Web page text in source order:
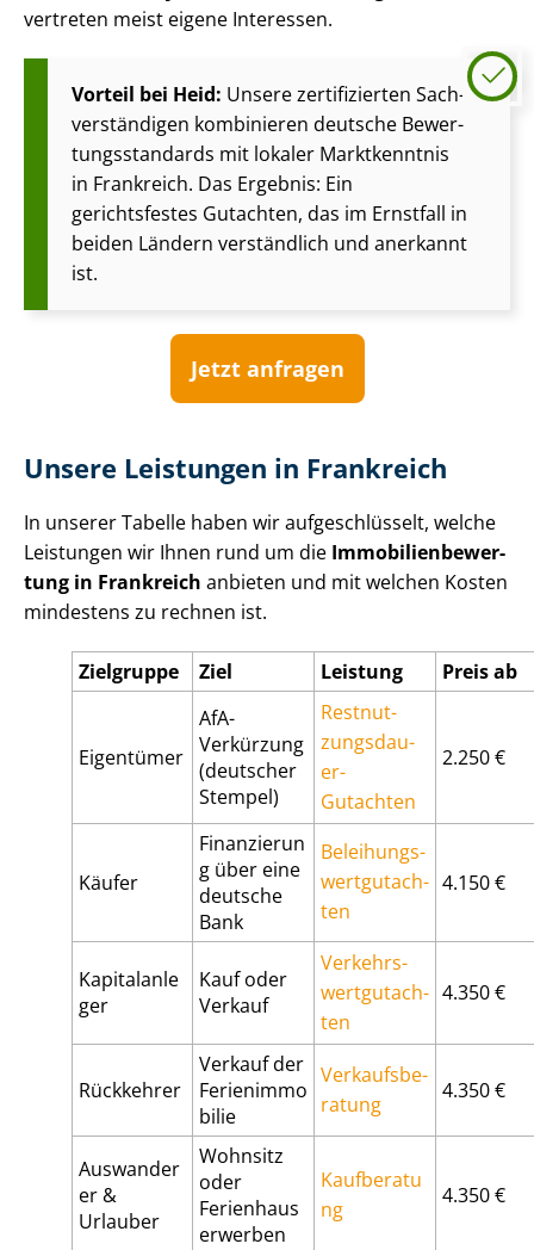
vertreten meist eigene Interessen.
Vorteil bei Heid: Unsere zertifizierten Sach­
ver­stän­di­gen kombinieren deutsche Be­wer­
tungs­stan­dards mit lokaler Marktkenntnis
in Frankreich. Das Ergebnis: Ein
gerichtsfestes Gutachten, das im Ernstfall in
beiden Ländern verständlich und anerkannt
ist.
Jetzt anfragen
Unsere Leistungen in Frankreich
In unserer Tabelle haben wir aufgeschlüsselt, welche
Leistungen wir Ihnen rund um die Im­mo­bi­li­en­be­wer­
tung in Frankreich anbieten und mit welchen Kosten
mindestens zu rechnen ist.
Zielgruppe Ziel Leistung Preis ab
Eigentümer
AfA-
Verkürzung
(deutscher
Stempel)
Rest­nut­
zungs­dau­
er-
Gutachten
2.250 €
Käufer
Finanzierun
g über eine
deutsche
Bank
Be­lei­hungs­
wert­gut­ach­
ten
4.150 €
Kapitalanle
ger
Kauf oder
Verkauf
Ver­kehrs­
wert­gut­ach­
ten
4.350 €
Rückkehrer
Verkauf der
Ferienimmo
bilie
Ver­kaufs­be­
ra­tung
4.350 €
Auswander
er &
Urlauber
Wohnsitz
oder
Ferienhaus
erwerben
Kaufberatu
ng
4.350 €